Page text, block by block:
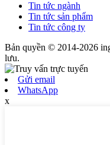
Tin tức ngành
Tin tức sản phẩm
Tin tức công ty
Bản quyền © 2014-2026
lưu.
Gửi email
WhatsApp
x